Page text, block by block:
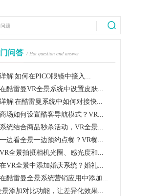
问答 / Hot question and answer
解|如何在PICO眼镜中接入...
酷雷曼VR全景系统中设置皮肤...
解|在酷雷曼系统中如何对接快...
场如何设置酷客导航模式？VR...
统结合商品秒杀活动，VR全景...
边看全景一边预约点餐？VR餐...
全景拍摄相机光圈、感光度和...
VR全景中添加婚庆系统？婚礼...
酷雷曼全景系统营销应用中添加...
景添加对比功能，让差异化效果...